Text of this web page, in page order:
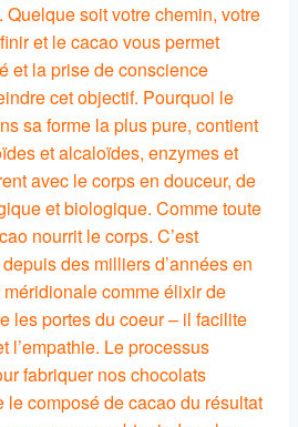
soit votre chemin, votre
et le cacao vous permet
et la prise de conscience
cet objectif. Pourquoi le
sa forme la plus pure, contient
et alcaloïdes, enzymes et
avec le corps en douceur, de
et biologique. Comme toute
nourrit le corps. C’est
des milliers d’années en
comme élixir de
les portes du coeur – il facilite
l’empathie. Le processus
fabriquer nos chocolats
composé de cacao du résultat